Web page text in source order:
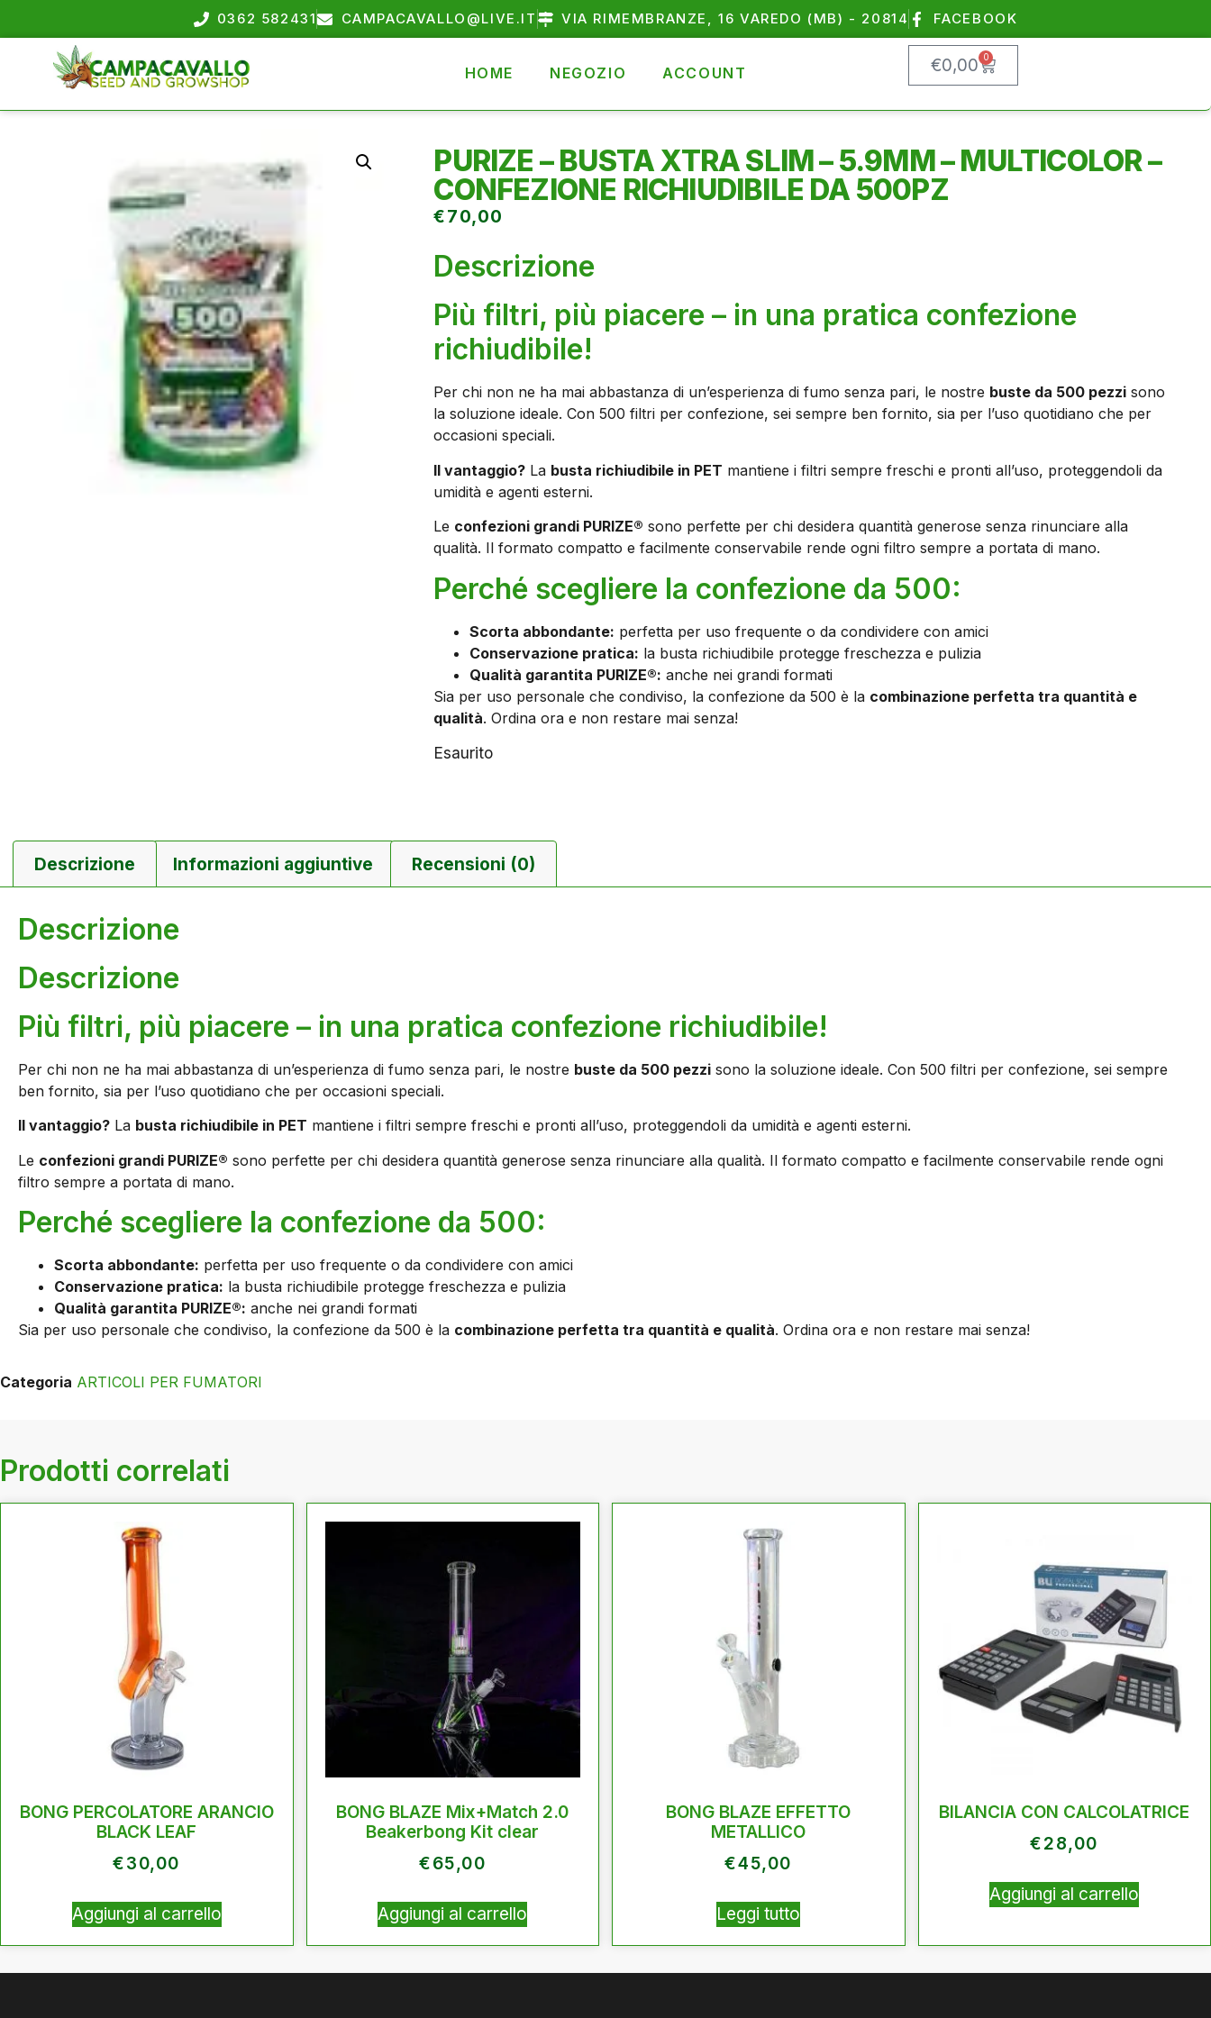
0362 582431 CAMPACAVALLO@LIVE.IT VIA RIMEMBRANZE, 16 VAREDO (MB) - 20814 FACEBOOK
HOME NEGOZIO ACCOUNT €0,00 0
PURIZE – BUSTA XTRA SLIM – 5.9MM – MULTICOLOR –
CONFEZIONE RICHIUDIBILE DA 500PZ
€70,00
Descrizione
Più filtri, più piacere – in una pratica confezione
richiudibile!
Per chi non ne ha mai abbastanza di un’esperienza di fumo senza pari, le nostre buste da 500 pezzi sono
la soluzione ideale. Con 500 filtri per confezione, sei sempre ben fornito, sia per l’uso quotidiano che per
occasioni speciali.
Il vantaggio? La busta richiudibile in PET mantiene i filtri sempre freschi e pronti all’uso, proteggendoli da
umidità e agenti esterni.
Le confezioni grandi PURIZE® sono perfette per chi desidera quantità generose senza rinunciare alla
qualità. Il formato compatto e facilmente conservabile rende ogni filtro sempre a portata di mano.
Perché scegliere la confezione da 500:
Scorta abbondante: perfetta per uso frequente o da condividere con amici
Conservazione pratica: la busta richiudibile protegge freschezza e pulizia
Qualità garantita PURIZE®: anche nei grandi formati
Sia per uso personale che condiviso, la confezione da 500 è la combinazione perfetta tra quantità e
qualità. Ordina ora e non restare mai senza!
Esaurito
Descrizione Informazioni aggiuntive Recensioni (0)
Descrizione
Descrizione
Più filtri, più piacere – in una pratica confezione richiudibile!
Per chi non ne ha mai abbastanza di un’esperienza di fumo senza pari, le nostre buste da 500 pezzi sono la soluzione ideale. Con 500 filtri per confezione, sei sempre
ben fornito, sia per l’uso quotidiano che per occasioni speciali.
Il vantaggio? La busta richiudibile in PET mantiene i filtri sempre freschi e pronti all’uso, proteggendoli da umidità e agenti esterni.
Le confezioni grandi PURIZE® sono perfette per chi desidera quantità generose senza rinunciare alla qualità. Il formato compatto e facilmente conservabile rende ogni
filtro sempre a portata di mano.
Perché scegliere la confezione da 500:
Scorta abbondante: perfetta per uso frequente o da condividere con amici
Conservazione pratica: la busta richiudibile protegge freschezza e pulizia
Qualità garantita PURIZE®: anche nei grandi formati
Sia per uso personale che condiviso, la confezione da 500 è la combinazione perfetta tra quantità e qualità. Ordina ora e non restare mai senza!
Categoria ARTICOLI PER FUMATORI
Prodotti correlati
BONG PERCOLATORE ARANCIO
BLACK LEAF
€30,00
Aggiungi al carrello
BONG BLAZE Mix+Match 2.0
Beakerbong Kit clear
€65,00
Aggiungi al carrello
BONG BLAZE EFFETTO
METALLICO
€45,00
Leggi tutto
BILANCIA CON CALCOLATRICE
€28,00
Aggiungi al carrello